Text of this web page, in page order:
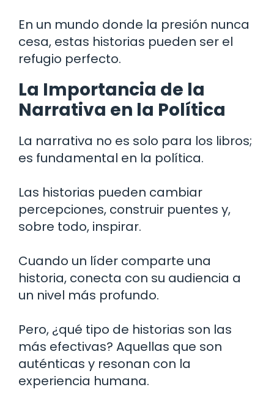
En un mundo donde la presión nunca
cesa, estas historias pueden ser el
refugio perfecto.
La Importancia de la
Narrativa en la Política
La narrativa no es solo para los libros;
es fundamental en la política.
Las historias pueden cambiar
percepciones, construir puentes y,
sobre todo, inspirar.
Cuando un líder comparte una
historia, conecta con su audiencia a
un nivel más profundo.
Pero, ¿qué tipo de historias son las
más efectivas? Aquellas que son
auténticas y resonan con la
experiencia humana.